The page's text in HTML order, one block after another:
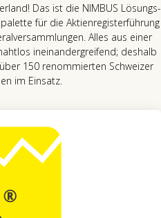
Das ist die NIMBUS Lösungs-
für die Aktienregisterführung
Alles aus einer
ineinandergreifend; deshalb
150 renommierten Schweizer
im Einsatz.